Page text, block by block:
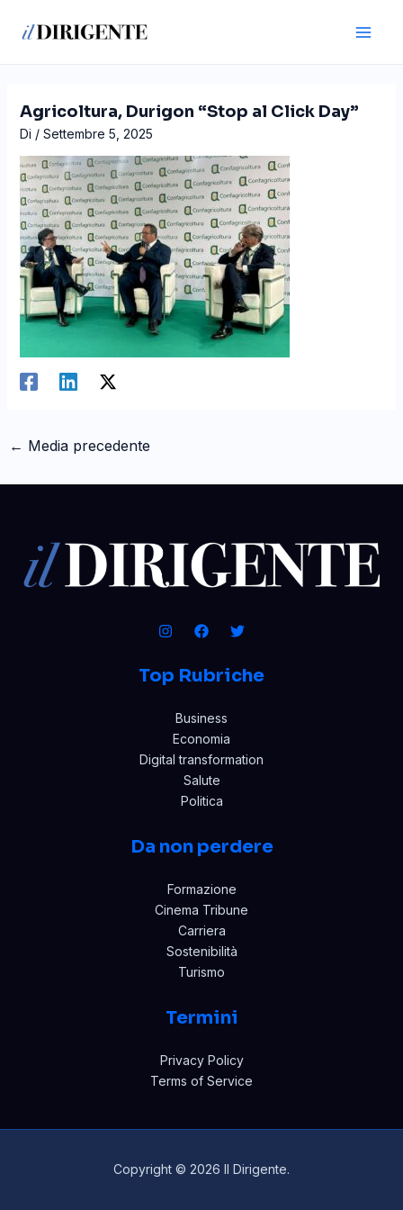
Agricoltura, Durigon “Stop al Click Day”
Di / Settembre 5, 2025
articoli
← Media precedente
Top Rubriche
Business
Economia
Digital transformation
Salute
Politica
Da non perdere
Formazione
Cinema Tribune
Carriera
Sostenibilità
Turismo
Termini
Privacy Policy
Terms of Service
Copyright © 2026 Il Dirigente.